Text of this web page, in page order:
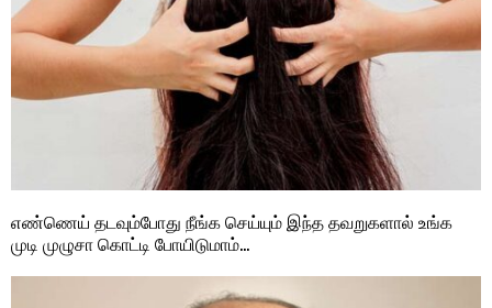
எண்ணெய் தடவும்போது நீங்க செய்யும் இந்த தவறுகளால் உங்க
முடி முழுசா கொட்டி போயிடுமாம்…